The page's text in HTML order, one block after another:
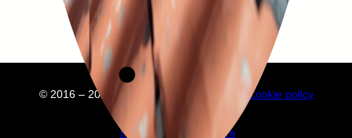
© 2016 – 2025 Embuild À propos de nous Cookie policy
Privacy policy Annuaire